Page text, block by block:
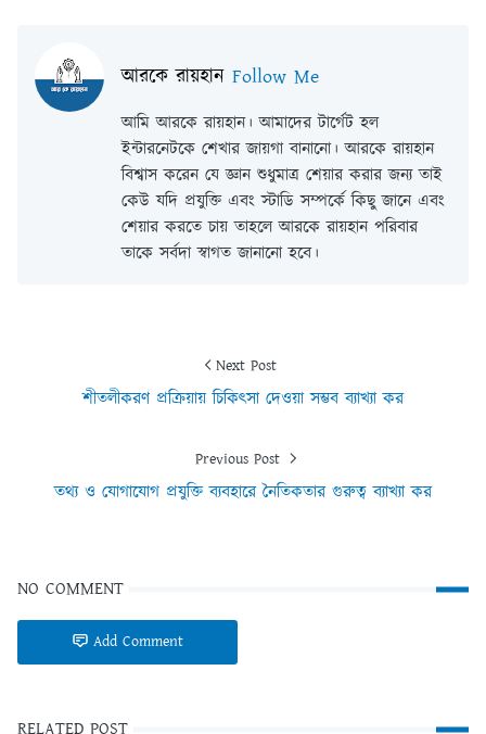
আরকে রায়হান Follow Me
আমি আরকে রায়হান। আমাদের টার্গেট হল
ইন্টারনেটকে শেখার জায়গা বানানো। আরকে রায়হান
বিশ্বাস করেন যে জ্ঞান শুধুমাত্র শেয়ার করার জন্য তাই
কেউ যদি প্রযুক্তি এবং স্টাডি সম্পর্কে কিছু জানে এবং
শেয়ার করতে চায় তাহলে আরকে রায়হান পরিবার
তাকে সর্বদা স্বাগত জানানো হবে।
Next Post
শীতলীকরণ প্রক্রিয়ায় চিকিৎসা দেওয়া সম্ভব ব্যাখ্যা কর
Previous Post
তথ্য ও যোগাযোগ প্রযুক্তি ব্যবহারে নৈতিকতার গুরুত্ব ব্যাখ্যা কর
NO COMMENT
Add Comment